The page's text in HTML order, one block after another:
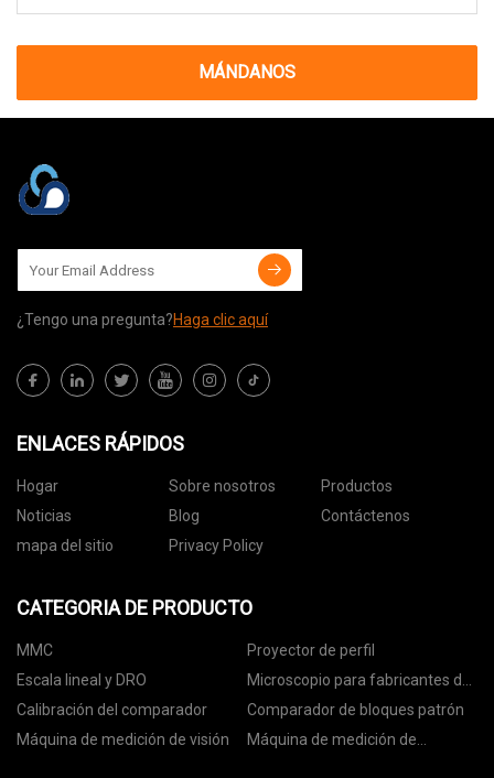
MÁNDANOS
¿Tengo una pregunta?Haga clic aquí
ENLACES RÁPIDOS
Hogar Sobre nosotros
Productos
Noticias
Blog
Contáctenos
mapa del sitio
Privacy Policy
CATEGORIA DE PRODUCTO
MMC
Proyector de perfil
Escala lineal y DRO
Microscopio para fabricantes de
herramientas
Calibración del comparador
Comparador de bloques patrón
Máquina de medición de visión
Máquina de medición de